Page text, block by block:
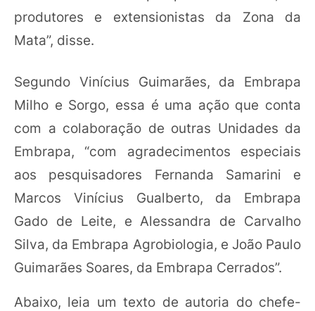
produtores e extensionistas da Zona da
Mata”, disse.
Segundo Vinícius Guimarães, da Embrapa
Milho e Sorgo, essa é uma ação que conta
com a colaboração de outras Unidades da
Embrapa, “com agradecimentos especiais
aos pesquisadores Fernanda Samarini e
Marcos Vinícius Gualberto, da Embrapa
Gado de Leite, e Alessandra de Carvalho
Silva, da Embrapa Agrobiologia, e João Paulo
Guimarães Soares, da Embrapa Cerrados”.
Abaixo, leia um texto de autoria do chefe-